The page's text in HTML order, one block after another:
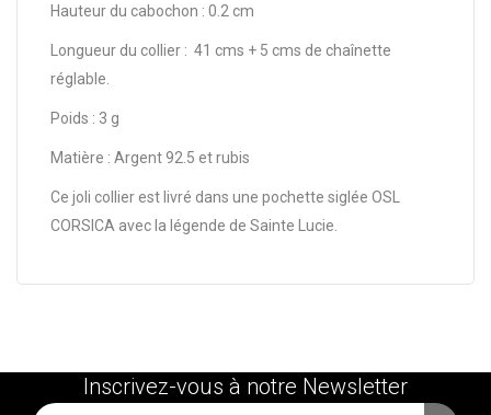
Hauteur du cabochon : 0.2 cm
Longueur du collier : 41 cms + 5 cms de chaînette
réglable.
Poids : 3 g
Matière : Argent 92.5 et rubis
Ce joli collier est livré dans une pochette siglée OSL
CORSICA avec la légende de Sainte Lucie.
Inscrivez-vous à notre Newsletter